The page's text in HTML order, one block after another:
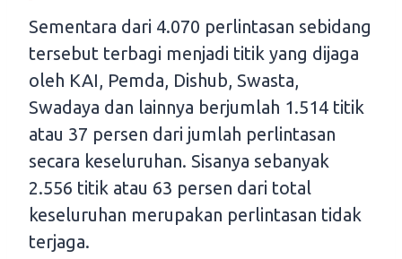
Sementara dari 4.070 perlintasan sebidang
tersebut terbagi menjadi titik yang dijaga
oleh KAI, Pemda, Dishub, Swasta,
Swadaya dan lainnya berjumlah 1.514 titik
atau 37 persen dari jumlah perlintasan
secara keseluruhan. Sisanya sebanyak
2.556 titik atau 63 persen dari total
keseluruhan merupakan perlintasan tidak
terjaga.